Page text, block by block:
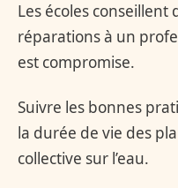
Les écoles conseillent
réparations à un
est compromise.
Suivre les bonnes
la durée de vie des
collective sur l’eau.